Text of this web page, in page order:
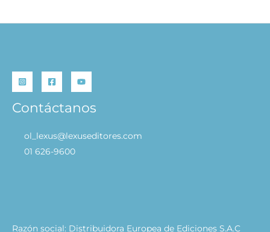
Contáctanos
ol_lexus@lexuseditores.com
01 626-9600
Razón social: Distribuidora Europea de Ediciones S.A.C